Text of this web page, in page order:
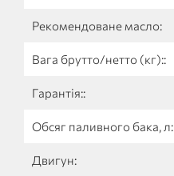
Рекомендоване масло:
Вага брутто/нетто (кг)::
Гарантія::
Обсяг паливного бака, л:
Двигун: